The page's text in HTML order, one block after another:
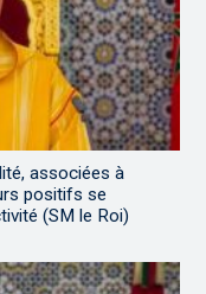
associées à
positifs se
(SM le Roi)